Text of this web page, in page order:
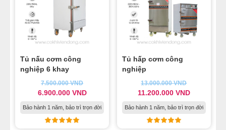
Tủ nấu cơm công
nghiệp 6 khay
7.500.000VND
6.900.000 VND
Bảo hành 1 năm, bảo trì trọn đời
Tủ hấp cơm công
nghiệp
13.000.000VND
11.200.000 VND
Bảo hành 1 năm, bảo trì trọn đời